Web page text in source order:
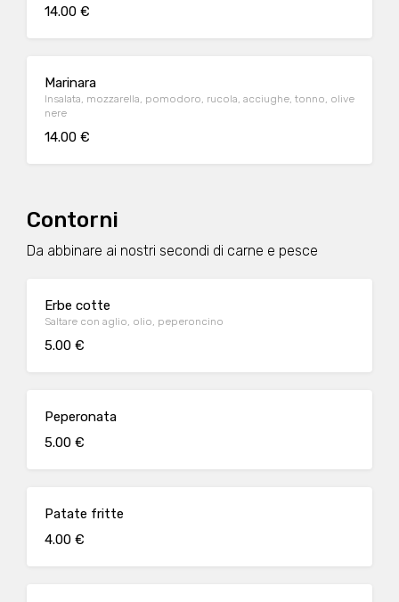
14.00 €
Marinara
Insalata, mozzarella, pomodoro, rucola, acciughe, tonno, olive
nere
14.00 €
Contorni
Da abbinare ai nostri secondi di carne e pesce
Erbe cotte
Saltare con aglio, olio, peperoncino
5.00 €
Peperonata
5.00 €
Patate fritte
4.00 €